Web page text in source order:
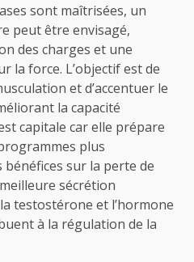
sont maîtrisées, un
peut être envisagé,
des charges et une
la force. L’objectif est de
et d’accentuer le
la capacité
capitale car elle prépare
plus
sur la perte de
sécrétion
testostérone et l’hormone
à la régulation de la